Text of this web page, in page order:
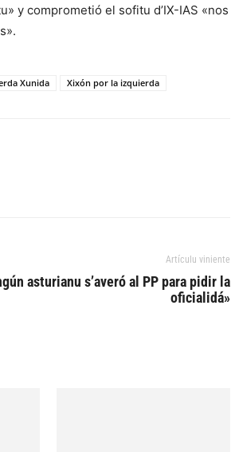
y comprometió el sofitu d’IX-IAS «nos
Xunida Xixón por la izquierda
Artículu viniente
asturianu s’averó al PP para pidir la
oficialidá»